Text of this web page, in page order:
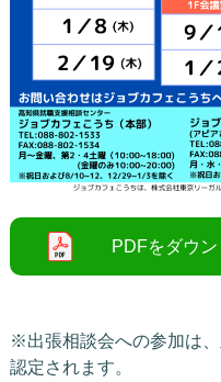
※出張相談会への参加は、
認定されます。